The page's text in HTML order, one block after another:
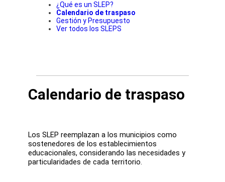
¿Qué es un SLEP?
Calendario de traspaso
Gestión y Presupuesto
Ver todos los SLEPS
Calendario de traspaso
Los SLEP reemplazan a los municipios como
sostenedores de los establecimientos
educacionales, considerando las necesidades y
particularidades de cada territorio.